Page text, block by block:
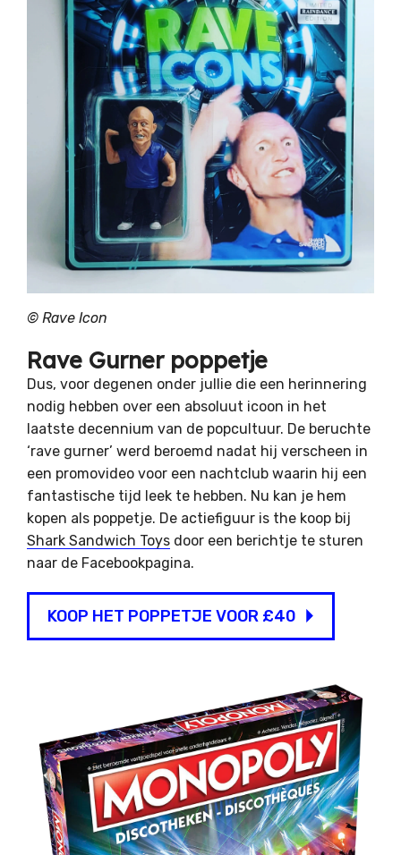
© Rave Icon
Rave Gurner poppetje
Dus, voor degenen onder jullie die een herinnering
nodig hebben over een absoluut icoon in het
laatste decennium van de popcultuur. De beruchte
‘rave gurner’ werd beroemd nadat hij verscheen in
een promovideo voor een nachtclub waarin hij een
fantastische tijd leek te hebben. Nu kan je hem
kopen als poppetje. De actiefiguur is the koop bij
Shark Sandwich Toys door een berichtje te sturen
naar de Facebookpagina.
KOOP HET POPPETJE VOOR £40